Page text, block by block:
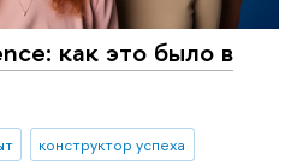
как это было в
конструктор успеха